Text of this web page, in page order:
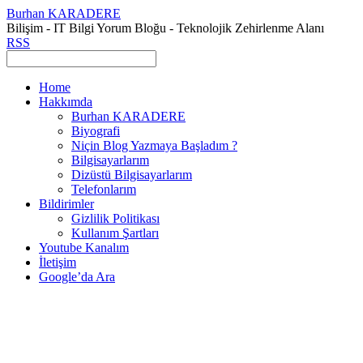
Burhan KARADERE
Bilişim - IT Bilgi Yorum Bloğu - Teknolojik Zehirlenme Alanı
RSS
Home
Hakkımda
Burhan KARADERE
Biyografi
Niçin Blog Yazmaya Başladım ?
Bilgisayarlarım
Dizüstü Bilgisayarlarım
Telefonlarım
Bildirimler
Gizlilik Politikası
Kullanım Şartları
Youtube Kanalım
İletişim
Google’da Ara